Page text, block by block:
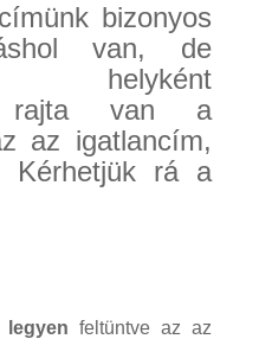
bizonyos
van, de
helyként
rajta van a
az igatlancím,
Kérhetjük rá a
legyen feltüntve az az